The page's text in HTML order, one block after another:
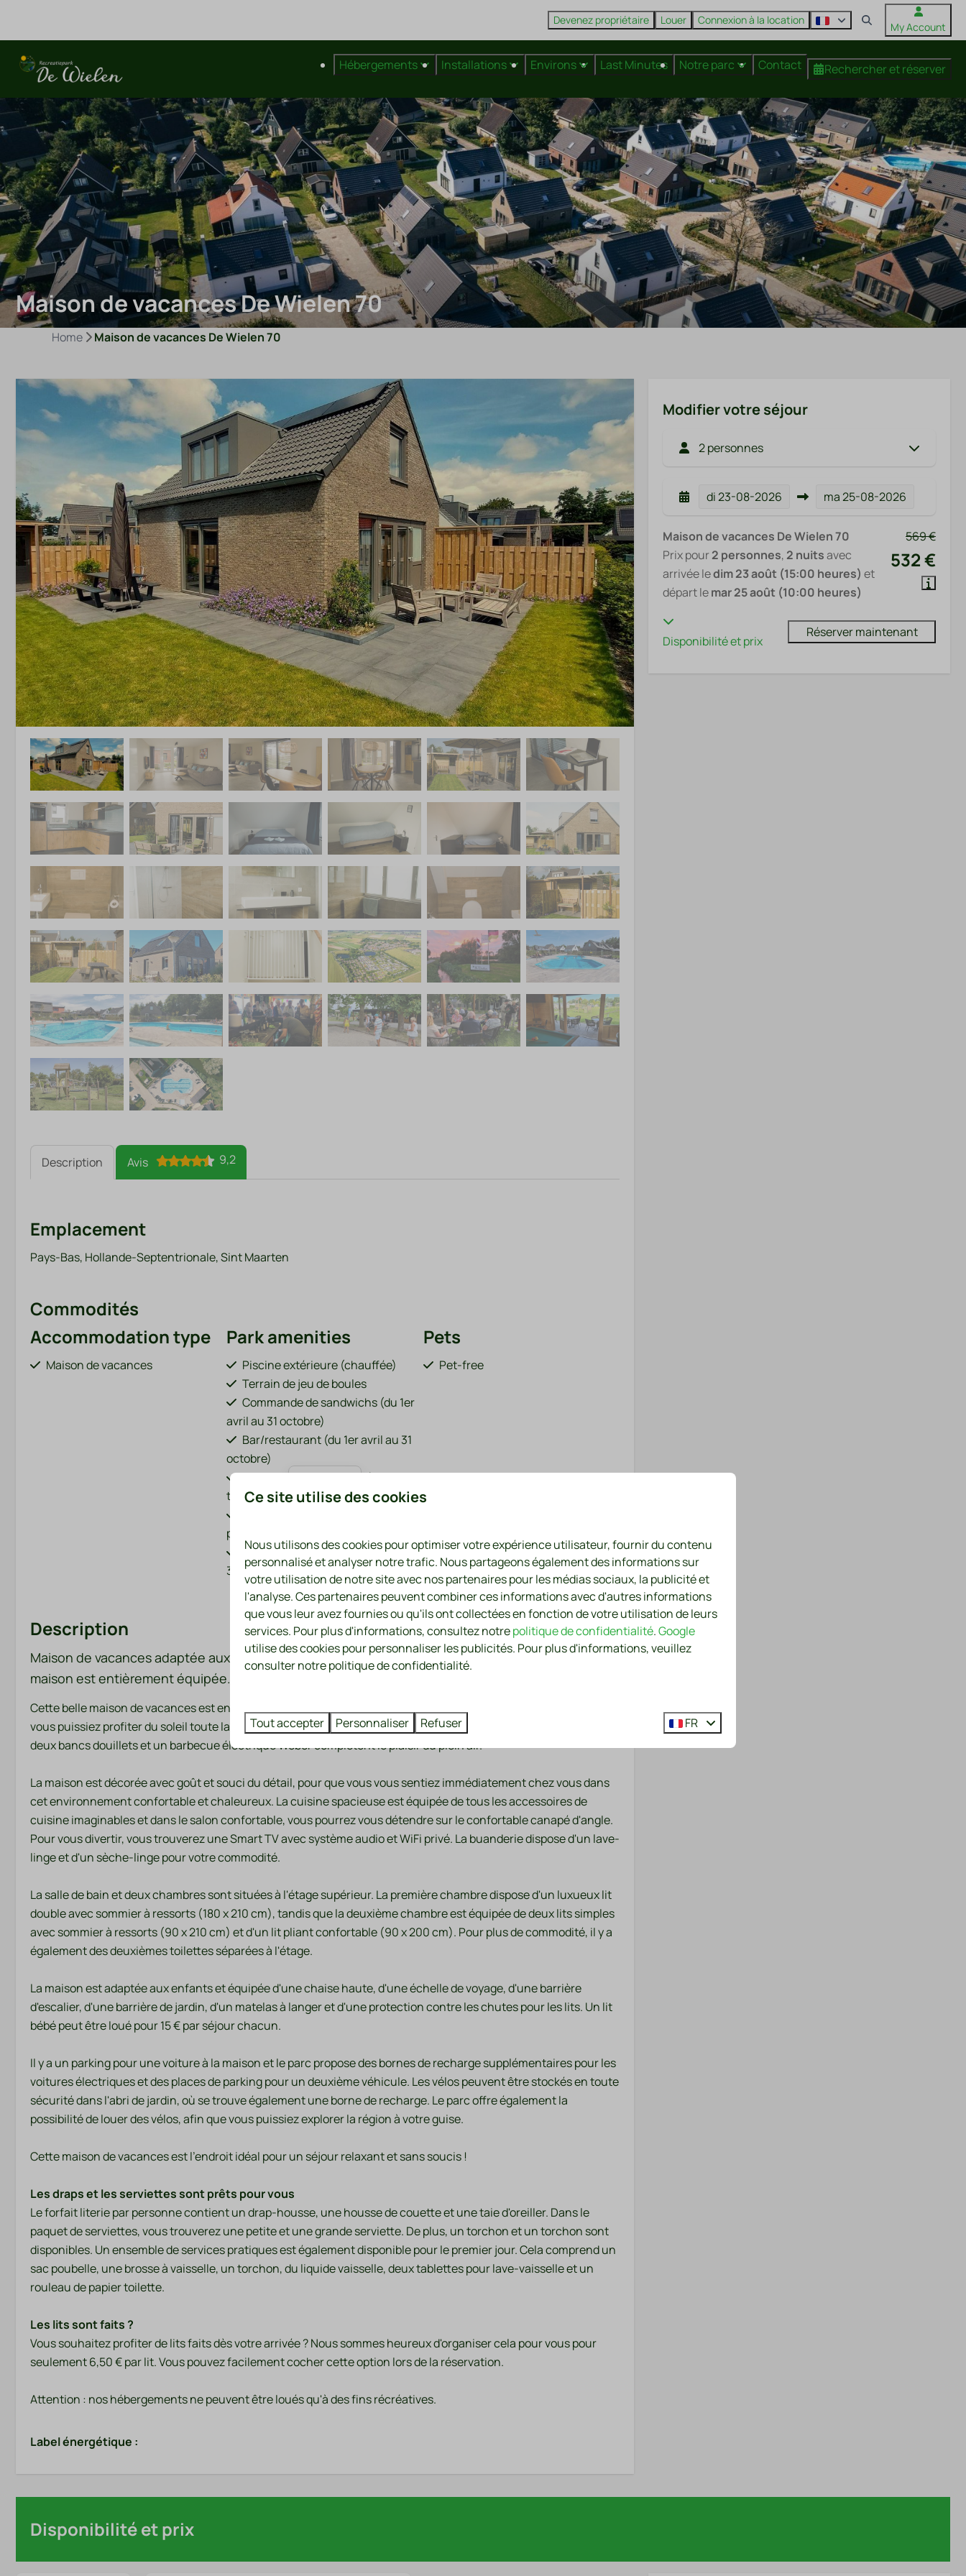
Devenez propriétaire Louer Connexion à la location
My Account
Hébergements Installations Environs Last Minutes Notre parc Contact Rechercher et réserver
Maison de vacances De Wielen 70
Home Maison de vacances De Wielen 70
Description Avis 9,2
Emplacement
Pays-Bas, Hollande-Septentrionale, Sint Maarten
Commodités
Accommodation type
Maison de vacances
Park amenities
Piscine extérieure (chauffée)
Terrain de jeu de boules
Commande de sandwichs (du 1er
avril au 31 octobre)
Bar/restaurant (du 1er avril au 31
octobre)
Aire de jeux avec téléphérique et
trampoline
parc)
Location de vélos (du 1er avril au
31 octobre)
Bornes de recharge pour voitures
électriques
Terrain de sport (football, volley-
ball, badminton)
Lave-linge et sèche-linge
(payants)
Pets
Pet-free
Famille/enfants
Porte d'escalier
Lavage et séchage
Sèche-linge
En extérieur
Jardin
Ensemble de salon
Véranda
Protection solaire: Parasol
Terrasse: Non couvert
Sécurité
Extincteur
Détecteur de fumée
Chauffage et
refroidissement
Chauffage par le sol
Description
Maison de vacances adaptée aux enfants, mais surtout luxueuse, près de la mer et des dunes. La
maison est entièrement équipée.
Cette belle maison de vacances est entourée d'un grand jardin avec plusieurs terrasses et coins salons, afin que
vous puissiez profiter du soleil toute la journée. Un luxueux salon de jardin, une table de pique-nique, un parasol,
deux bancs douillets et un barbecue électrique Weber complètent le plaisir du plein air.
La maison est décorée avec goût et souci du détail, pour que vous vous sentiez immédiatement chez vous dans
cet environnement confortable et chaleureux. La cuisine spacieuse est équipée de tous les accessoires de
cuisine imaginables et dans le salon confortable, vous pourrez vous détendre sur le confortable canapé d'angle.
Pour vous divertir, vous trouverez une Smart TV avec système audio et WiFi privé. La buanderie dispose d'un lave-
linge et d'un sèche-linge pour votre commodité.
La salle de bain et deux chambres sont situées à l'étage supérieur. La première chambre dispose d'un luxueux lit
double avec sommier à ressorts (180 x 210 cm), tandis que la deuxième chambre est équipée de deux lits simples
avec sommier à ressorts (90 x 210 cm) et d'un lit pliant confortable (90 x 200 cm). Pour plus de commodité, il y a
également des deuxièmes toilettes séparées à l'étage.
La maison est adaptée aux enfants et équipée d'une chaise haute, d'une échelle de voyage, d'une barrière
d'escalier, d'une barrière de jardin, d'un matelas à langer et d'une protection contre les chutes pour les lits. Un lit
bébé peut être loué pour 15 € par séjour chacun.
Il y a un parking pour une voiture à la maison et le parc propose des bornes de recharge supplémentaires pour les
voitures électriques et des places de parking pour un deuxième véhicule. Les vélos peuvent être stockés en toute
sécurité dans l'abri de jardin, où se trouve également une borne de recharge. Le parc offre également la
possibilité de louer des vélos, afin que vous puissiez explorer la région à votre guise.
Cette maison de vacances est l'endroit idéal pour un séjour relaxant et sans soucis !
Les draps et les serviettes sont prêts pour vous
Le forfait literie par personne contient un drap-housse, une housse de couette et une taie d'oreiller. Dans le
paquet de serviettes, vous trouverez une petite et une grande serviette. De plus, un torchon et un torchon sont
disponibles. Un ensemble de services pratiques est également disponible pour le premier jour. Cela comprend un
sac poubelle, une brosse à vaisselle, un torchon, du liquide vaisselle, deux tablettes pour lave-vaisselle et un
rouleau de papier toilette.
Les lits sont faits ?
Vous souhaitez profiter de lits faits dès votre arrivée ? Nous sommes heureux d'organiser cela pour vous pour
seulement 6,50 € par lit. Vous pouvez facilement cocher cette option lors de la réservation.
Attention : nos hébergements ne peuvent être loués qu'à des fins récréatives.
Label énergétique :
Modifier votre séjour
2 personnes
di23-08-2026 ma25-08-2026
569 €
532 €
Maison de vacances De Wielen 70
Prix pour2 personnes, 2 nuitsavec
arrivée ledim 23 août (15:00 heures) et
départ lemar 25 août (10:00 heures)
Disponibilité et prix
Réserver maintenant
Disponibilité et prix
Ce site utilise des cookies
Nous utilisons des cookies pour optimiser votre expérience utilisateur, fournir du contenu
personnalisé et analyser notre trafic. Nous partageons également des informations sur
votre utilisation de notre site avec nos partenaires pour les médias sociaux, la publicité et
l'analyse. Ces partenaires peuvent combiner ces informations avec d'autres informations
que vous leur avez fournies ou qu'ils ont collectées en fonction de votre utilisation de leurs
services. Pour plus d'informations, consultez notrepolitique de confidentialité.Google
utilise des cookies pour personnaliser les publicités. Pour plus d'informations, veuillez
consulter notre politique de confidentialité.
Tout accepter Personnaliser Refuser FR